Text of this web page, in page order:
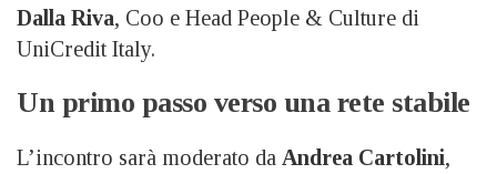
Dalla Riva, Coo e Head People & Culture di
UniCredit Italy.
Un primo passo verso una rete stabile
L’incontro sarà moderato da Andrea Cartolini,